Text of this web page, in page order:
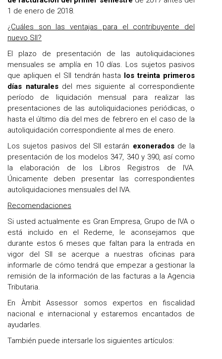
1 de enero de 2018.
¿Cuáles son las ventajas para el contribuyente del
nuevo SII?
El plazo de presentación de las autoliquidaciones
mensuales se amplía en 10 días. Los sujetos pasivos
que apliquen el SII tendrán hasta los treinta primeros
días naturalesdel mes siguiente al correspondiente
período de liquidación mensual para realizar las
presentaciones de las autoliquidaciones periódicas, o
hasta el último día del mes de febrero en el caso de la
autoliquidación correspondiente al mes de enero.
Los sujetos pasivos del SII estarán exoneradosde la
presentación de los modelos 347, 340 y 390, así como
la elaboración de los Libros Registros de IVA.
Únicamente deben presentar las correspondientes
autoliquidaciones mensuales del IVA.
Recomendaciones
Si usted actualmente es Gran Empresa, Grupo de IVA o
está incluido en el Redeme, le aconsejamos que
durante estos 6 meses que faltan para la entrada en
vigor del SII se acerque a nuestras oficinas para
informarle de cómo tendrá que empezar a gestionar la
remisión de la información de las facturas a la Agencia
Tributaria.
En Àmbit Assessor somos expertos en fiscalidad
nacional e internacional y estaremos encantados de
ayudarles.
También puede intersarle los siguientes artículos: